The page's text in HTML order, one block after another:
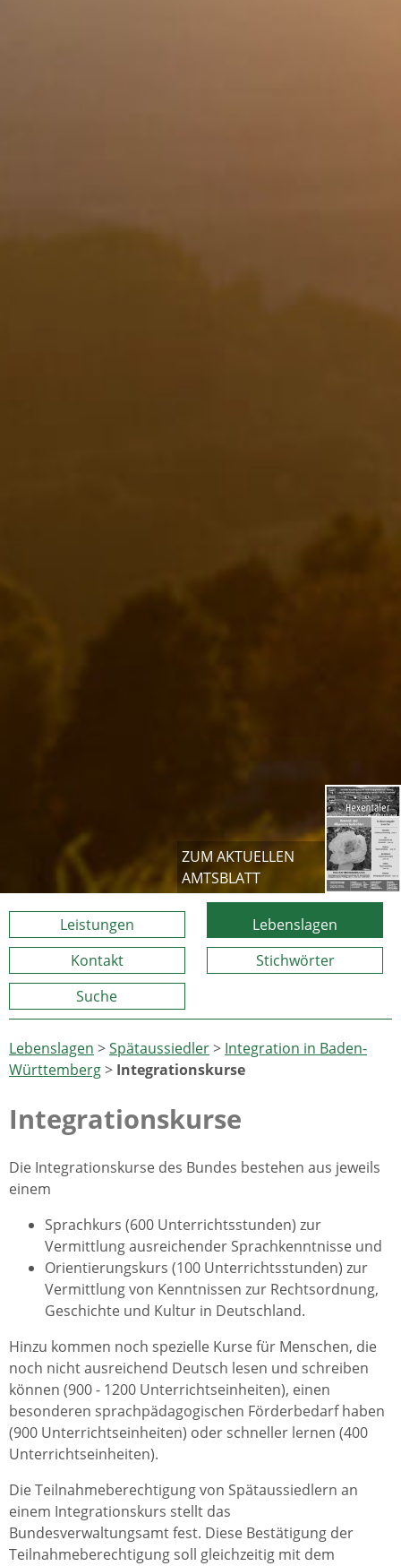
ZUM AKTUELLEN
AMTSBLATT
Leistungen
Lebenslagen
Kontakt
Stichwörter
Suche
Lebenslagen >Spätaussiedler> Integration in Baden-
Württemberg> Integrationskurse
Integrationskurse
Die Integrationskurse des Bundes bestehen aus jeweils
einem
Sprachkurs (600 Unterrichtsstunden) zur
Vermittlung ausreichender Sprachkenntnisse und
Orientierungskurs (100 Unterrichtsstunden) zur
Vermittlung von Kenntnissen zur Rechtsordnung,
Geschichte und Kultur in Deutschland.
Hinzu kommen noch spezielle Kurse für Menschen, die
noch nicht ausreichend Deutsch lesen und schreiben
können (900 - 1200 Unterrichtseinheiten), einen
besonderen sprachpädagogischen Förderbedarf haben
(900 Unterrichtseinheiten) oder schneller lernen (400
Unterrichtseinheiten).
Die Teilnahmeberechtigung von Spätaussiedlern an
einem Integrationskurs stellt das
Bundesverwaltungsamt fest. Diese Bestätigung der
Teilnahmeberechtigung soll gleichzeitig mit dem